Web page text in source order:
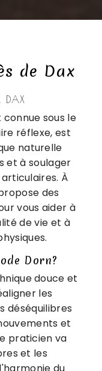
de Dax
DAX
sous le
réflexe, est
naturelle
et à soulager
À
des
vous aider à
de vie et à
Dorn?
douce et
les
déséquilibres
et
praticien va
et les